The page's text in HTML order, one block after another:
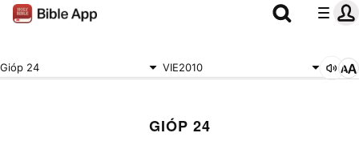
Gióp 24 VIE2010
GIÓP 24